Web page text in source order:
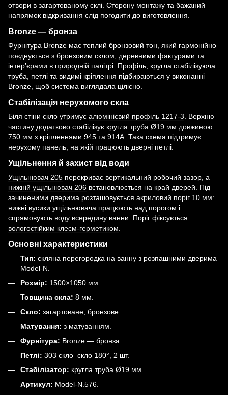
отвори в загартованому склі. Сторону монтажу та бажаний
напрямок відкривання слід погодити до виготовлення.
Bronze — бронза
Фурнітура Bronze має теплий бронзовий тон, який гармонійно
поєднується з бронзовим склом, деревними фактурами та
інтер’єрами в природній палітрі. Профіль, кругла стабілізуюча
труба, петлі та видимі кріплення підбираються у виконанні
Bronze, щоб система виглядала цілісно.
Стабілізація нерухомого скла
Біля стіни скло утримує алюмінієвий профіль 1217-3 . Верхню
частину додатково стабілізує кругла труба Ø19 мм довжиною
750 мм з кріпленнями 945 та 914A. Така схема підтримує
нерухому панель, на якій працюють дверні петлі.
Ущільнення й захист від води
Ущільнювач 205 перекриває вертикальний робочий зазор, а
нижній ущільнювач 206 встановлюється на край дверей. Під
зачиненими дверима розташовується акриловий поріг 10 мм:
нижні вусики ущільнювача працюють над порогом і
спрямовують воду всередину ванни. Поріг фіксується
вологостійким клеєм-герметиком
Основні характеристики
Тип: скляна перегородка на ванну з розпашними дверима
Model-N.
Розмір: 1500×1050 мм.
Товщина скла: 8 мм.
Скло: загартоване, бронзове.
Матування: з матуванням.
Фурнітура: Bronze — бронза.
Петлі: 303 скло–скло 180°, 2 шт.
Стабілізатор: кругла труба Ø19 мм.
Артикул: Model-N.576.